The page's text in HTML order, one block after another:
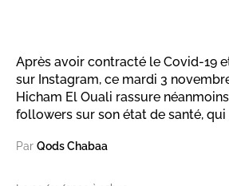
Après avoir contracté le Covid-19
sur Instagram, ce mardi 3
Hicham El Ouali rassure
followers sur son état de santé, qui
Par Qods Chabaa